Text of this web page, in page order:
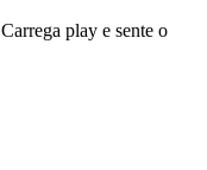
play e sente o